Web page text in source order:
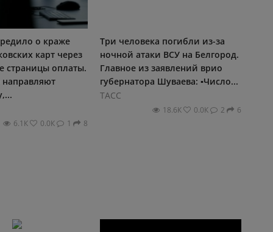
о краже
карт через
страницы оплаты.
6.1К 0.0К 1 8
Три человека погибли из-за
ночной атаки ВСУ на Белгород.
Главное из заявлений врио
губернатора Шуваева: ▪️Число...
ТАСС
18.6К 0.0К 2 6